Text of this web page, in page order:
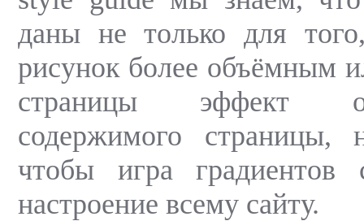
даны не только для
рисунок более объёмным
страницы эффект
содержимого
чтобы игра градиентов
настроение всему сайту.